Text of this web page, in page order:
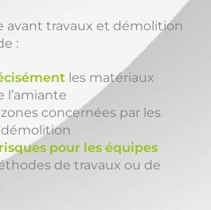
avant travaux et démolition
:
les matériaux
l’amiante
concernées par les
démolition
pour les équipes
de travaux ou de